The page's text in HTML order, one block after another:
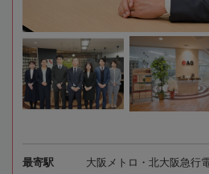
最寄駅 大阪メトロ・北大阪急行